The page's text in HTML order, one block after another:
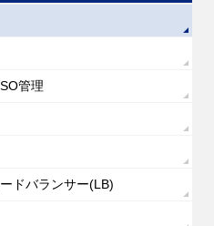
管理
ドバランサー(LB)